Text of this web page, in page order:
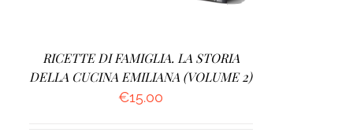
RICETTE DI FAMIGLIA. LA STORIA
DELLA CUCINA EMILIANA (VOLUME 2)
€15.00